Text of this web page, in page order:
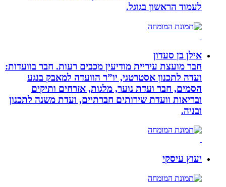
לעמוד הראשון בגוגל.
אילן בן סעדון
חבר מועצת עיריית מודיעין מכבים רעות. חבר בוועדות:
ועדה לתכנון אסטרטגי, יו”ר הוועדה למאבק בנגע
הסמים, חבר ועדת נוער, מלגות, אזרחים ותיקים
ובריאות וועדת שירותים חברתיים, ועדת משנה לתכנון
יעוץ עיסקי